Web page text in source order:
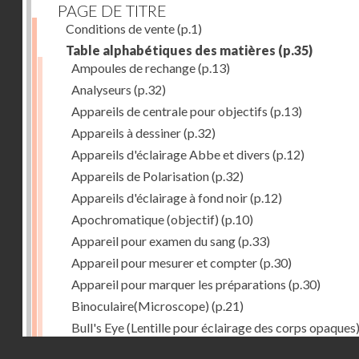
PAGE DE TITRE
Conditions de vente(p.1)
Table alphabétiques des matières (p.35)
Ampoules de rechange(p.13)
Analyseurs (p.32)
Appareils de centrale pour objectifs (p.13)
Appareils à dessiner(p.32)
Appareils d'éclairage Abbe et divers (p.12)
Appareils de Polarisation(p.32)
Appareils d'éclairage à fond noir(p.12)
Apochromatique (objectif) (p.10)
Appareil pour examen du sang(p.33)
Appareil pour mesurer et compter(p.30)
Appareil pour marquer les préparations (p.30)
Binoculaire(Microscope) (p.21)
Bull's Eye (Lentille pour éclairage des corps opaques)
(p.27)